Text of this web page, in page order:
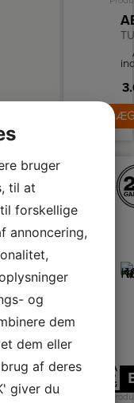
A
↑
G
bruger
til at
forskellige
annoncering,
og
dem
dem eller
af deres
giver du